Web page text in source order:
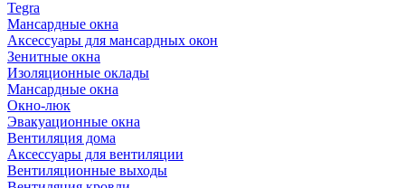
Tegra
Мансардные окна
Аксессуары для мансардных окон
Зенитные окна
Изоляционные оклады
Мансардные окна
Окно-люк
Эвакуационные окна
Вентиляция дома
Аксессуары для вентиляции
Вентиляционные выходы